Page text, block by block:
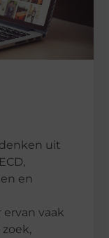
uit
en
vaak